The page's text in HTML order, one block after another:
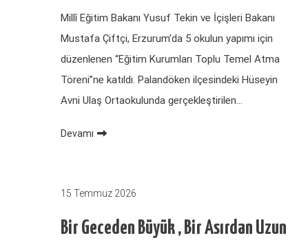
Millî Eğitim Bakanı Yusuf Tekin ve İçişleri Bakanı
Mustafa Çiftçi, Erzurum’da 5 okulun yapımı için
düzenlenen “Eğitim Kurumları Toplu Temel Atma
Töreni”ne katıldı. Palandöken ilçesindeki Hüseyin
Avni Ulaş Ortaokulunda gerçekleştirilen…
Devamı
15 Temmuz 2026
Bir Geceden Büyük , Bir Asırdan Uzun